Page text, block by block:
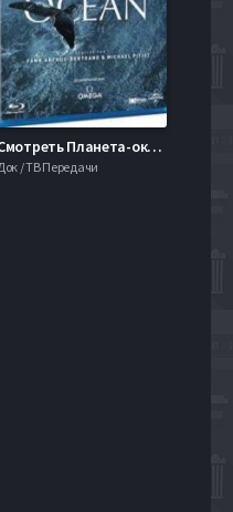
Смотреть Планета-океан (2012)
/ ТВ Передачи